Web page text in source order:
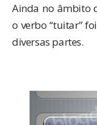
Ainda no âmbito
o verbo “tuitar”
diversas partes.